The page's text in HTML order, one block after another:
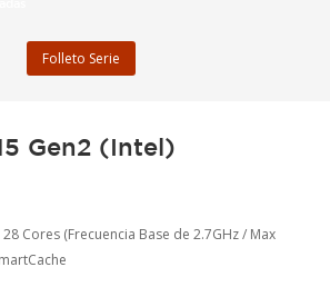
Folleto Serie
Gen2 (Intel)
Cores (Frecuencia Base de 2.7GHz / Max